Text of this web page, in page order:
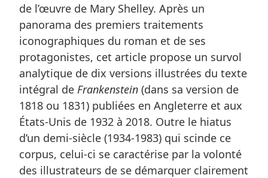
de l’œuvre de Mary Shelley. Après un
panorama des premiers traitements
iconographiques du roman et de ses
protagonistes, cet article propose un survol
analytique de dix versions illustrées du texte
intégral de Frankenstein (dans sa version de
1818 ou 1831) publiées en Angleterre et aux
États-Unis de 1932 à 2018. Outre le hiatus
d’un demi-siècle (1934-1983) qui scinde ce
corpus, celui-ci se caractérise par la volonté
des illustrateurs de se démarquer clairement